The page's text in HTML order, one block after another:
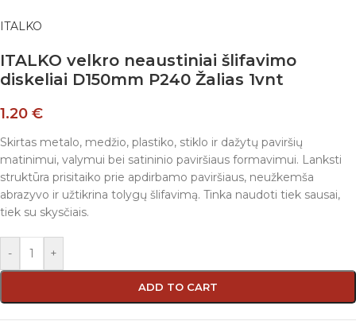
ITALKO
ITALKO velkro neaustiniai šlifavimo
diskeliai D150mm P240 Žalias 1vnt
1.20 €
Skirtas metalo, medžio, plastiko, stiklo ir dažytų paviršių
matinimui, valymui bei satininio paviršiaus formavimui. Lanksti
struktūra prisitaiko prie apdirbamo paviršiaus, neužkemša
abrazyvo ir užtikrina tolygų šlifavimą. Tinka naudoti tiek sausai,
tiek su skysčiais.
- +
ADD TO CART